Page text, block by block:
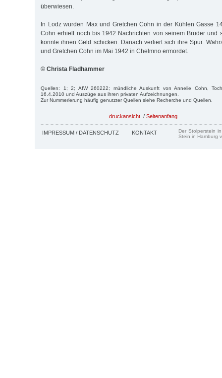
überwiesen.
In Lodz wurden Max und Gretchen Cohn in der Kühlen Gasse
Cohn erhielt noch bis 1942 Nachrichten von seinem Bruder und
konnte ihnen Geld schicken. Danach verliert sich ihre Spur.
und Gretchen Cohn im Mai 1942 in Chelmno ermordet.
© Christa Fladhammer
Quellen: 1; 2; AfW 260222; mündliche Auskunft von Annelie Cohn,
16.4.2010 und Auszüge aus ihren privaten Aufzeichnungen.
Zur Nummerierung häufig genutzter Quellen siehe Recherche und Quellen.
druckansicht / Seitenanfang
IMPRESSUM / DATENSCHUTZ KONTAKT
Der Stolperstein
Stein in Hamburg